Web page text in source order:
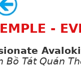
-
Bồ Tát Quán